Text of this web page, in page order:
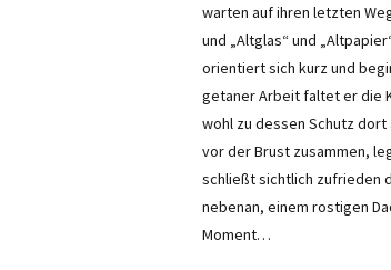
warten auf ihren letzten
und „Altglas“ und
orientiert sich kurz und
getaner Arbeit faltet er die
wohl zu dessen Schutz
vor der Brust zusammen,
schließt sichtlich zufrieden
nebenan, einem rostigen
Moment…